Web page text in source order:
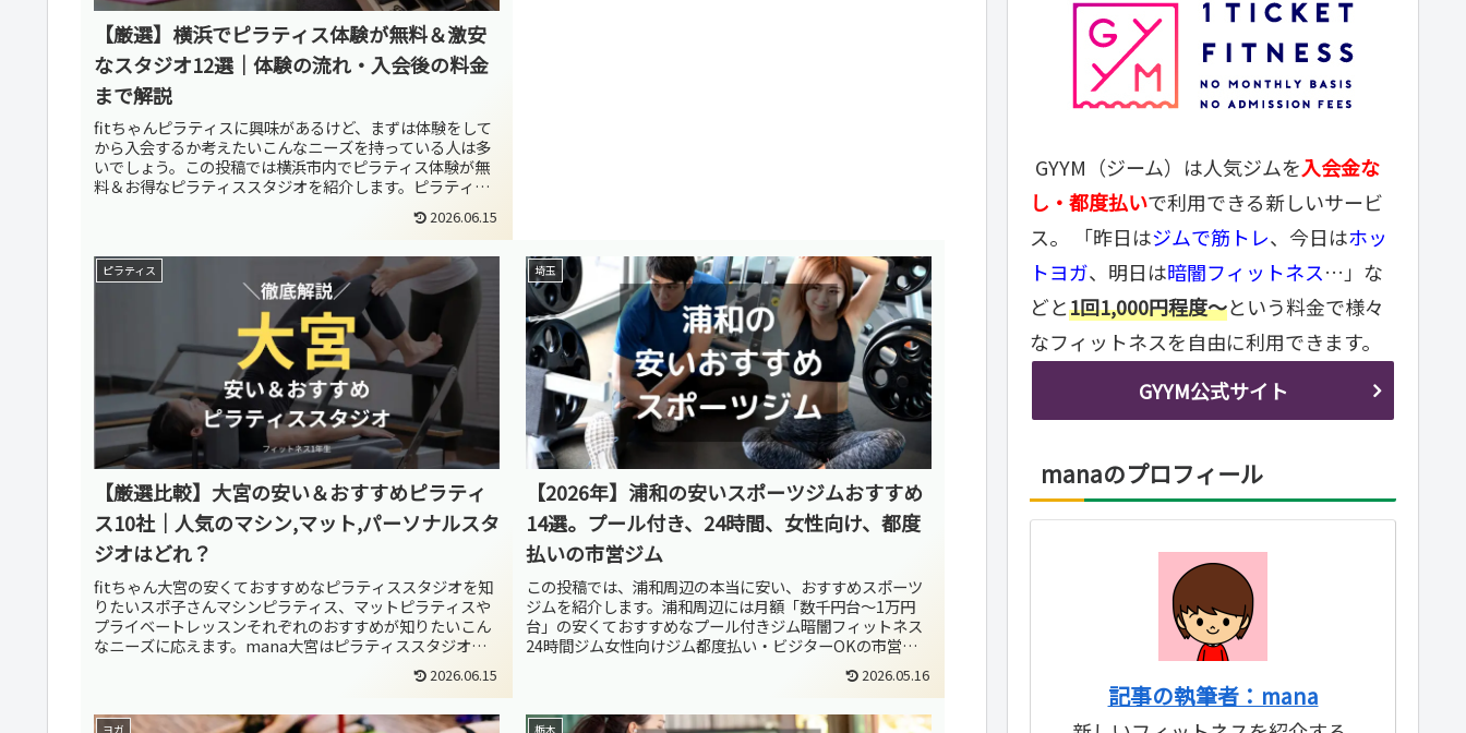
【厳選】横浜でピラティス体験が無料＆激安
なスタジオ12選｜体験の流れ・入会後の料金
まで解説
fitちゃんピラティスに興味があるけど、まずは体験をして
から入会するか考えたいこんなニーズを持っている人は多
いでしょう。この投稿では横浜市内でピラティス体験が無
料＆お得なピラティススタジオを紹介します。ピラティス
2026.06.15
ピラティス
【厳選比較】大宮の安い＆おすすめピラティ
ス10社｜人気のマシン,マット,パーソナルスタ
ジオはどれ？
fitちゃん大宮の安くておすすめなピラティススタジオを知
りたいスポ子さんマシンピラティス、マットピラティスや
プライベートレッスンそれぞれのおすすめが知りたいこん
なニーズに応えます。mana大宮はピラティススタジオの
2026.06.15
埼玉
【2026年】浦和の安いスポーツジムおすすめ
14選。プール付き、24時間、女性向け、都度
払いの市営ジム
この投稿では、浦和周辺の本当に安い、おすすめスポーツ
ジムを紹介します。浦和周辺には月額「数千円台～1万円
台」の安くておすすめなプール付きジム暗闇フィットネス
24時間ジム女性向けジム都度払い・ビジターOKの市営ジ
2026.05.16
ヨガ 栃木
GYYM（ジーム）は人気ジムを入会金な
し・都度払いで利用できる新しいサービ
ス。 「昨日はジムで筋トレ、今日はホッ
トヨガ、明日は暗闇フィットネス…」な
どと1回1,000円程度～という料金で様々
なフィットネスを自由に利用できます。
GYYM公式サイト
manaのプロフィール
記事の執筆者：mana